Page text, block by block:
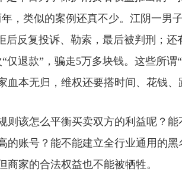
，类似的案例还真不少。江阴一男
后反复投诉、勒索，最后被判刑；
仅退款”，骗走5万多块钱。这些所
血本无归，维权还要搭时间、花钱、
该怎么平衡买卖双方的利益呢？能
的账号？能不能建立全行业通用的
商家的合法权益也不能被牺牲。